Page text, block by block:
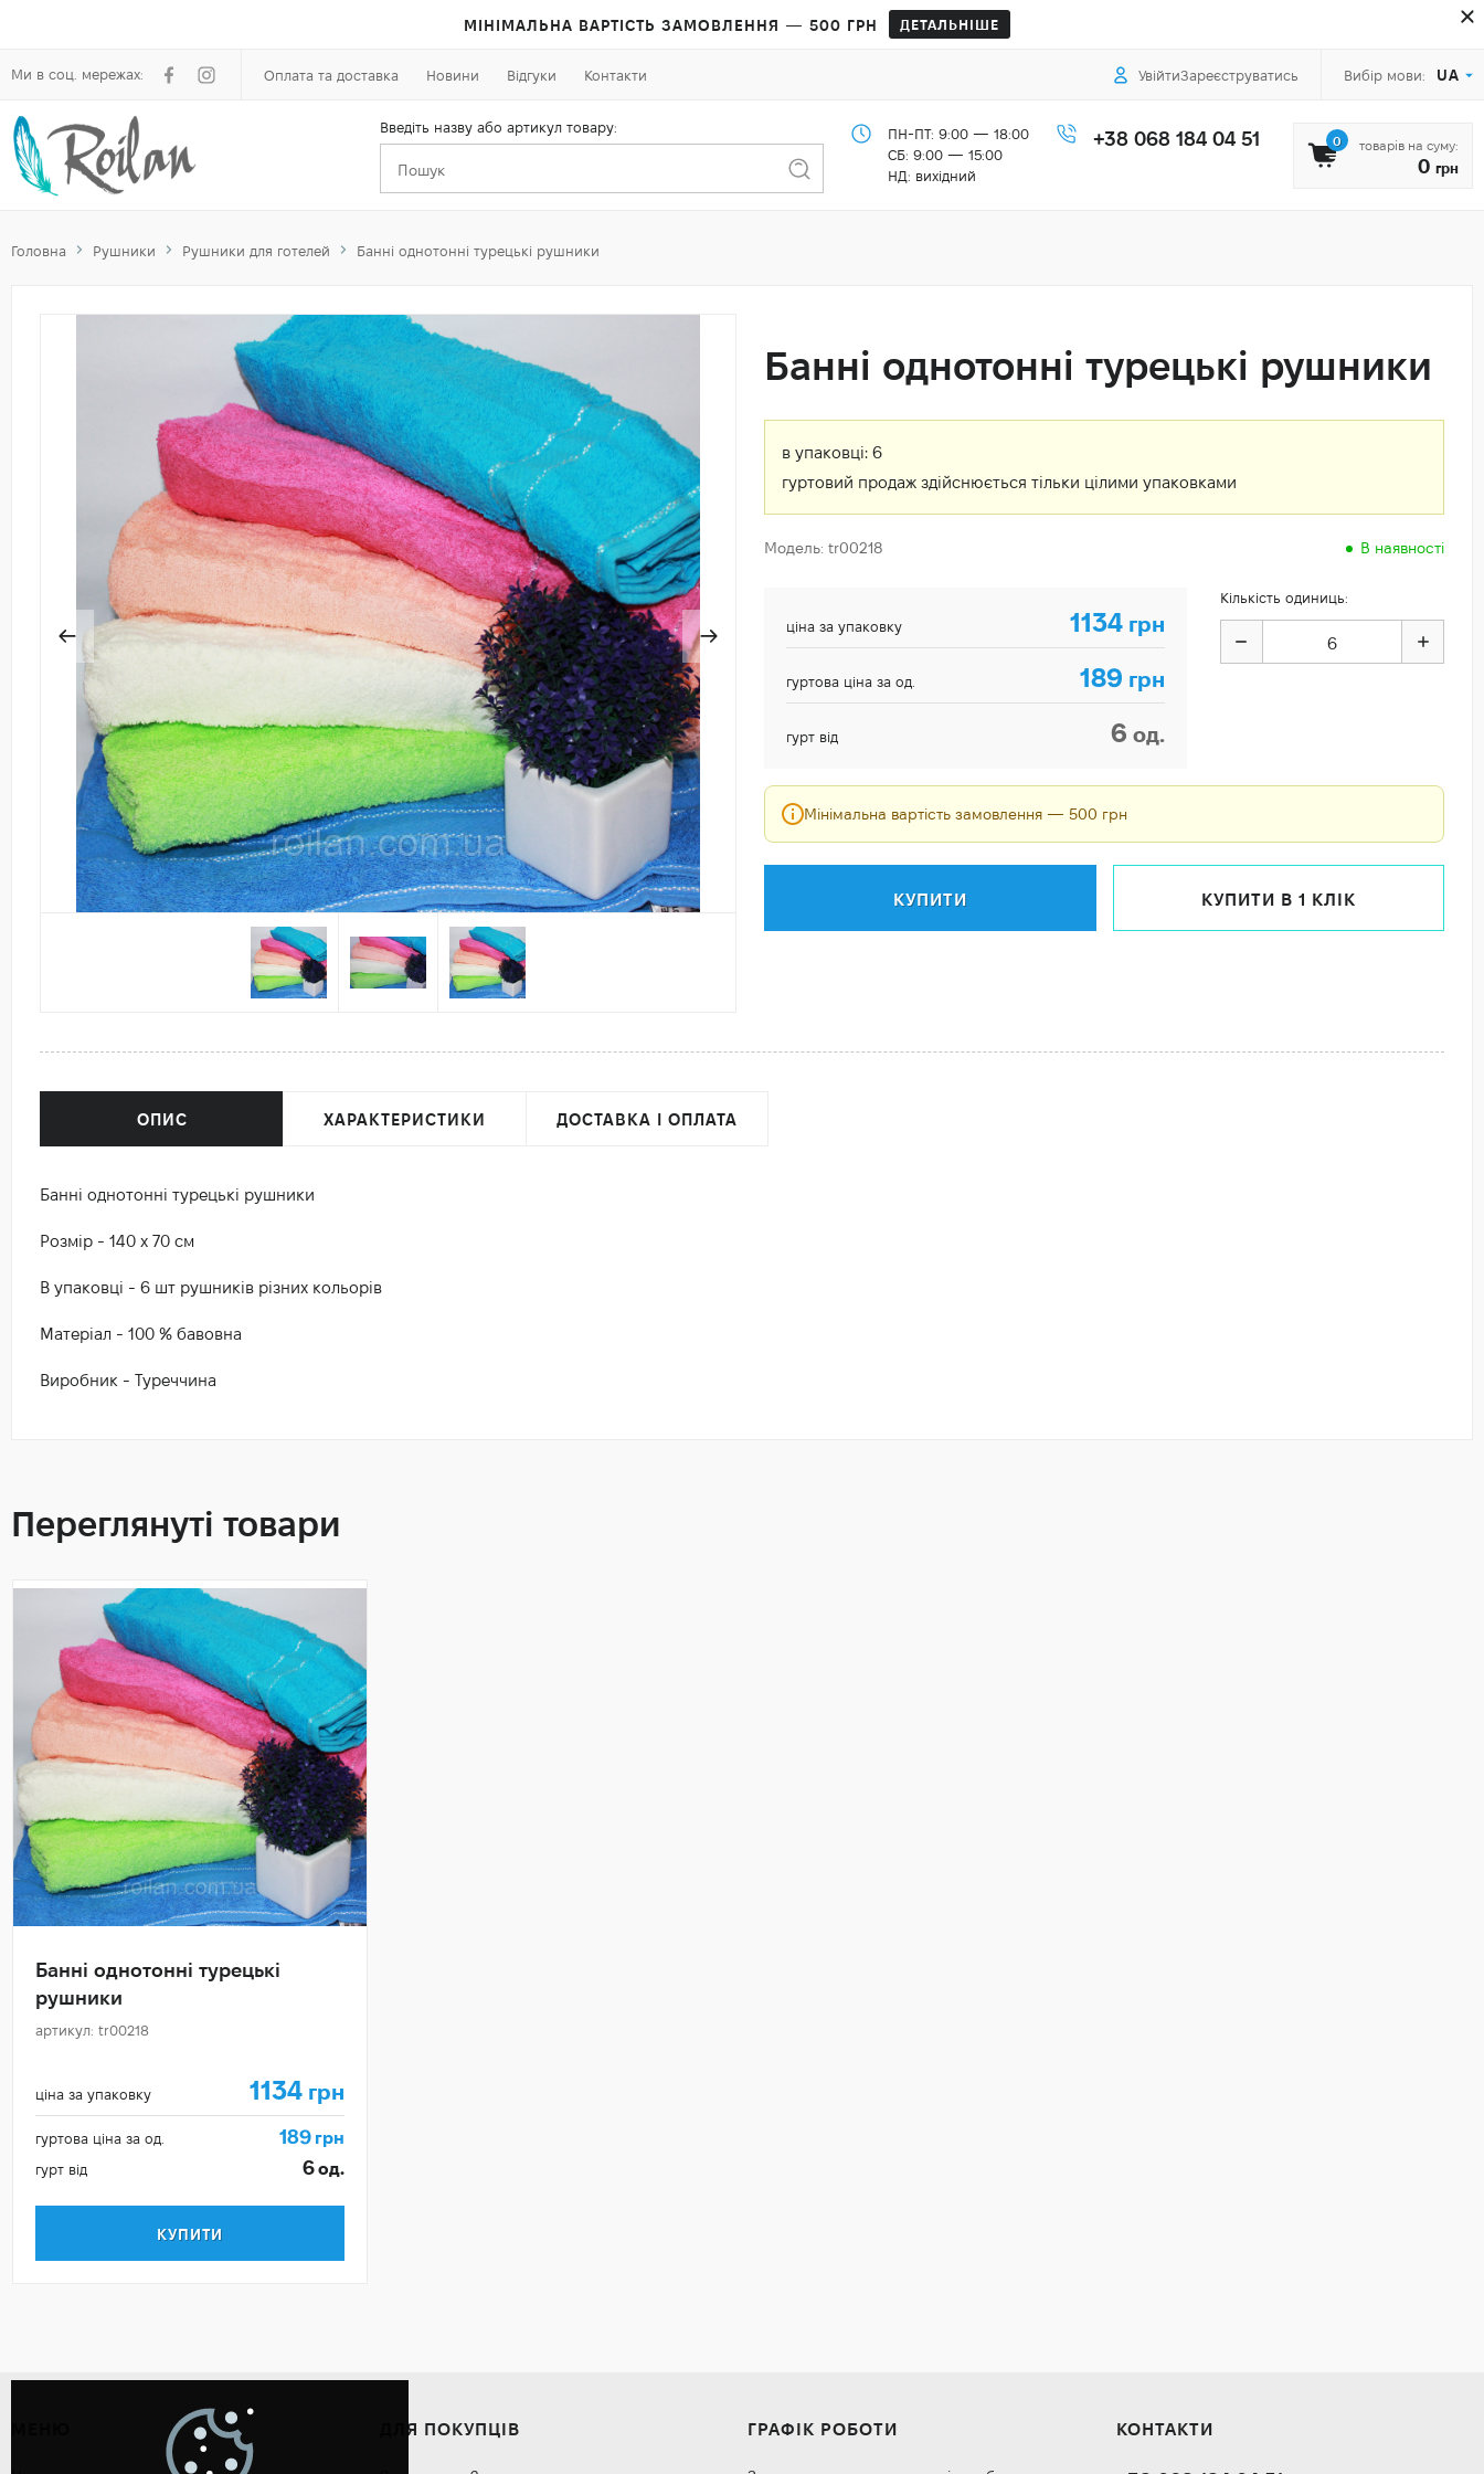
МІНІМАЛЬНА ВАРТІСТЬ ЗАМОВЛЕННЯ — 500 ГРН ДЕТАЛЬНІШЕ
Ми в соц. мережах: Оплата та доставка Новини Відгуки Контакти УвійтиЗареєструватись Вибір мови: UA
Введіть назву або артикул товару:
ПН-ПТ: 9:00 — 18:00
СБ: 9:00 — 15:00
НД: вихідний
+38 068 184 04 51 0 товарів на суму:
0 грн
Головна Рушники Рушники для готелей Банні однотонні турецькі рушники
Банні однотонні турецькі рушники
в упаковці: 6
гуртовий продаж здійснюється тільки цілими упаковками
Модель: tr00218 В наявності
ціна за упаковку 1134 грн
гуртова ціна за од. 189 грн
гурт від 6 од.
Кількість одиниць:
Мінімальна вартість замовлення — 500 грн
КУПИТИ КУПИТИ В 1 КЛІК
ОПИС ХАРАКТЕРИСТИКИ ДОСТАВКА І ОПЛАТА
Банні однотонні турецькі рушники
Розмір - 140 х 70 см
В упаковці - 6 шт рушників різних кольорів
Матеріал - 100 % бавовна
Виробник - Туреччина
Переглянуті товари
Банні однотонні турецькі
рушники
артикул: tr00218
ціна за упаковку 1134 грн
гуртова ціна за од. 189 грн
гурт від 6од.
КУПИТИ
ДЛЯ ПОКУПЦІВ ГРАФІК РОБОТИ КОНТАКТИ